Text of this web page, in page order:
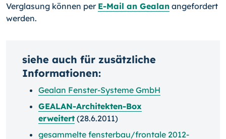
Verglasung können per E-Mail an Gealan angefordert
werden.
siehe auch für zusätzliche
Informationen:
Gealan Fenster-Systeme GmbH
GEALAN-Architekten-Box
erweitert (28.6.2011)
gesammelte fensterbau/frontale 2012-